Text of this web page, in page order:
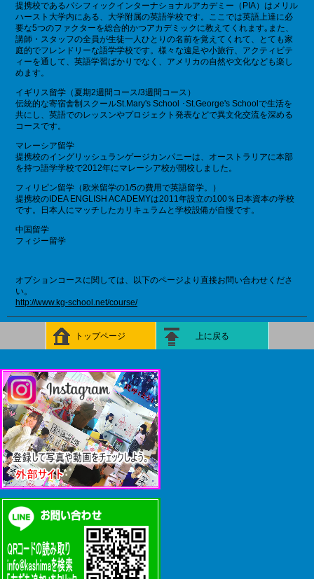
提携校であるパシフィックインターナショナルアカデミー（PIA）はメリル
ハースト大学内にある、大学附属の英語学校です。ここでは英語上達に必
要な5つのファクターを総合的かつアカデミックに教えてくれます｡また、
講師・スタッフの全員が生徒一人ひとりの名前を覚えてくれて、とても家
庭的でフレンドリーな語学学校です。様々な遠足や小旅行、アクティビテ
ィーを通して、英語学習ばかりでなく、アメリカの自然や文化なども楽し
めます。
イギリス留学（夏期2週間コース/3週間コース）
伝統的な寄宿舎制スクールSt.Mary's School ･St.George's Schoolで生活を
共にし、英語でのレッスンやプロジェクト発表などで異文化交流を深める
コースです。
マレーシア留学
提携校のイングリッシュランゲージカンパニーは、オーストラリアに本部
を持つ語学学校で2012年にマレーシア校が開校しました。
フィリピン留学（欧米留学の1/5の費用で英語留学。）
提携校のIDEA ENGLISH ACADEMYは2011年設立の100％日本資本の学校
です。日本人にマッチしたカリキュラムと学校設備が自慢です。
中国留学
フィジー留学
オプションコースに関しては、以下のページより直接お問い合わせくださ
い。
http://www.kg-school.net/course/
トップページ 上に戻る